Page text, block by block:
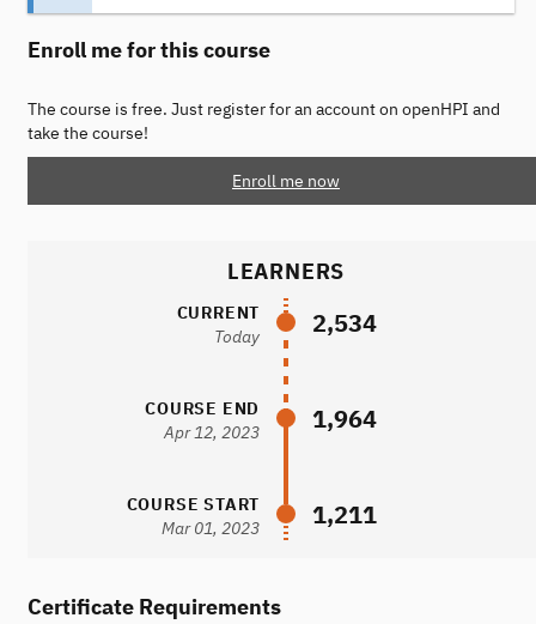
Enroll me for this course
The course is free. Just register for an account on openHPI and
take the course!
Enroll me now
LEARNERS
CURRENT
Today
2,534
COURSE END
Apr 12, 2023
1,964
COURSE START
Mar 01, 2023
1,211
Certificate Requirements